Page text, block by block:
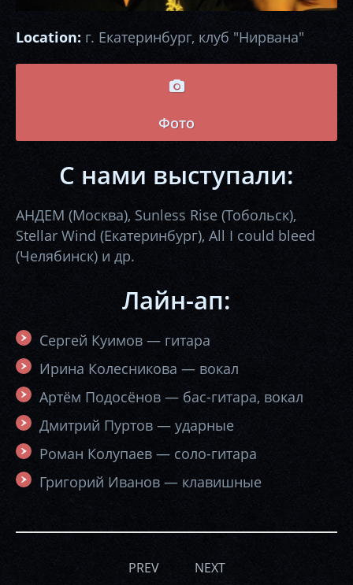
Location: г. Екатеринбург, клуб "Нирвана"
Фото
С нами выступали:
АНДЕМ (Москва), Sunless Rise (Тобольск),
Stellar Wind (Екатеринбург), All I could bleed
(Челябинск) и др.
Лайн-ап:
Сергей Куимов — гитара
Ирина Колесникова — вокал
Артём Подосёнов — бас-гитара, вокал
Дмитрий Пуртов — ударные
Роман Колупаев — соло-гитара
Григорий Иванов — клавишные
PREV NEXT